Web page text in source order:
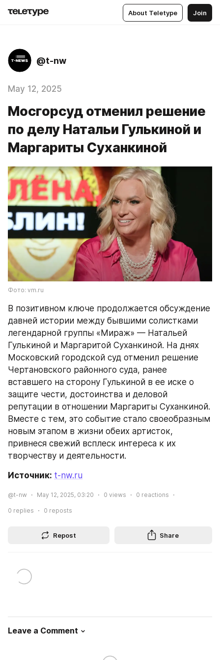
About Teletype Join
@t-nw
May 12, 2025
Мосгорсуд отменил решение
по делу Натальи Гулькиной и
Маргариты Суханкиной
Фото: vm.ru
В позитивном ключе продолжается обсуждение
давней истории между бывшими солистками
легендарной группы «Мираж» — Натальей
Гулькиной и Маргаритой Суханкиной. На днях
Московский городской суд отменил решение
Чертановского районного суда, ранее
вставшего на сторону Гулькиной в ее иске о
защите чести, достоинства и деловой
репутации в отношении Маргариты Суханкиной.
Вместе с тем, это событие стало своеобразным
новым этапом в жизни обеих артисток,
привнеся свежий всплеск интереса к их
творчеству и деятельности.
Источник: t-nw.ru
@t-nw May 12, 2025, 03:20 0 views 0 reactions
0 replies 0 reposts
Repost Share
Leave a Comment